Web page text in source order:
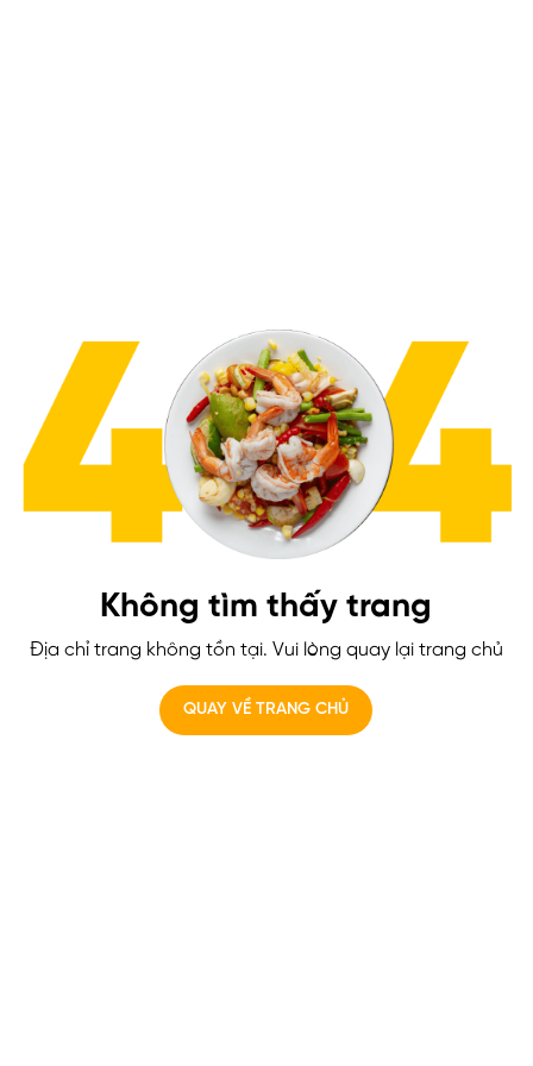
Không tìm thấy trang
Địa chỉ trang không tồn tại. Vui lòng quay lại trang chủ
QUAY VỀ TRANG CHỦ